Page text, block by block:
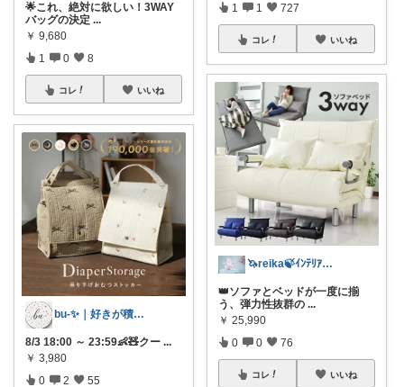
🌟これ、絶対に欲しい！3WAY
バッグの決定 ...
￥ 9,680
1 0 8
コレ いいね
bu-✨｜好きが積もるROOM
8/3 18:00 ～ 23:59👶🧸クー ...
￥ 3,980
0 2 55
1 1 727
コレ いいね
🦄reika🍃ｲﾝﾃﾘｱ🕊感謝💐
👑ソファとベッドが一度に揃
う、弾力性抜群の ...
￥ 25,990
0 0 76
コレ いいね